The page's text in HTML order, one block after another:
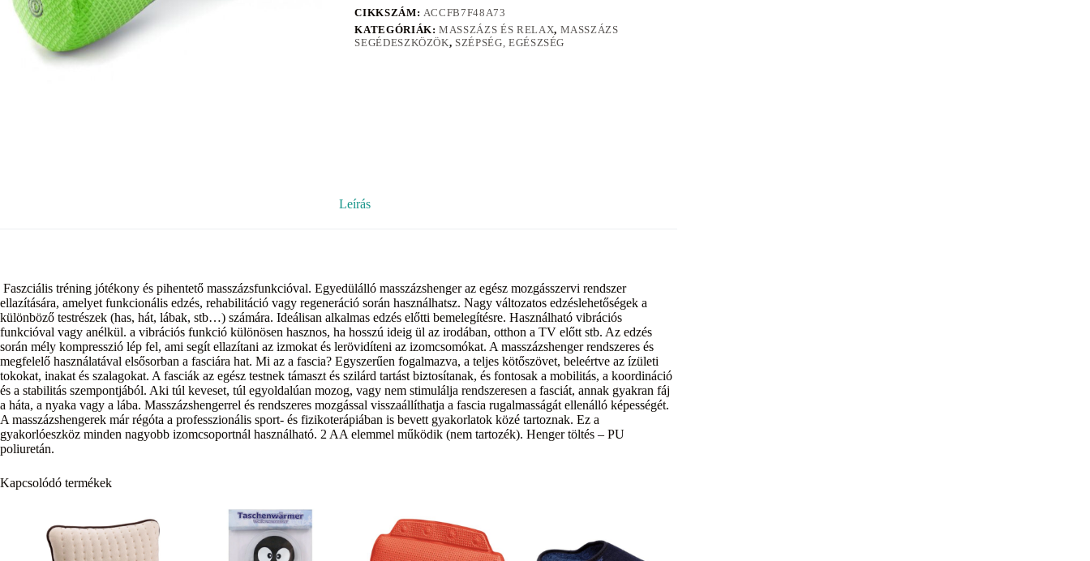
CIKKSZÁM: ACCFB7F48A73
KATEGÓRIÁK:MASSZÁZS ÉS RELAX, MASSZÁZS
SEGÉDESZKÖZÖK, SZÉPSÉG, EGÉSZSÉG
Leírás
Faszciális tréning jótékony és pihentető masszázsfunkcióval. Egyedülálló masszázshenger az egész mozgásszervi rendszer
ellazítására, amelyet funkcionális edzés, rehabilitáció vagy regeneráció során használhatsz. Nagy változatos edzéslehetőségek a
különböző testrészek (has, hát, lábak, stb…) számára. Ideálisan alkalmas edzés előtti bemelegítésre. Használható vibrációs
funkcióval vagy anélkül. a vibrációs funkció különösen hasznos, ha hosszú ideig ül az irodában, otthon a TV előtt stb. Az edzés
során mély kompresszió lép fel, ami segít ellazítani az izmokat és lerövidíteni az izomcsomókat. A masszázshenger rendszeres és
megfelelő használatával elsősorban a fasciára hat. Mi az a fascia? Egyszerűen fogalmazva, a teljes kötőszövet, beleértve az ízületi
tokokat, inakat és szalagokat. A fasciák az egész testnek támaszt és szilárd tartást biztosítanak, és fontosak a mobilitás, a koordináció
és a stabilitás szempontjából. Aki túl keveset, túl egyoldalúan mozog, vagy nem stimulálja rendszeresen a fasciát, annak gyakran fáj
a háta, a nyaka vagy a lába. Masszázshengerrel és rendszeres mozgással visszaállíthatja a fascia rugalmasságát ellenálló képességét.
A masszázshengerek már régóta a professzionális sport- és fizikoterápiában is bevett gyakorlatok közé tartoznak. Ez a
gyakorlóeszköz minden nagyobb izomcsoportnál használható. 2 AA elemmel működik (nem tartozék). Henger töltés – PU
poliuretán.
Kapcsolódó termékek